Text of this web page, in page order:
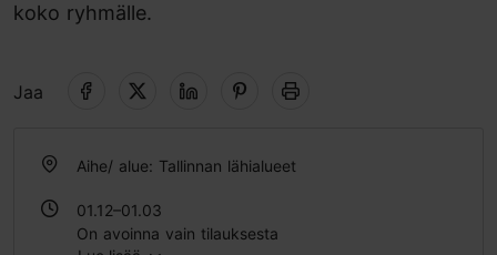
koko ryhmälle.
Jaa
Aihe/ alue: Tallinnan lähialueet
01.12–01.03
On avoinna vain tilauksesta